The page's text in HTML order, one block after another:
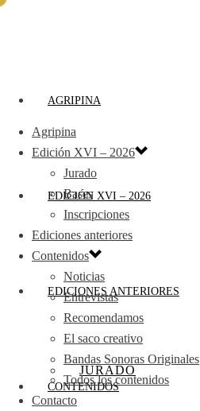
AGRIPINA
EDICIÓN XVI – 2026
JURADO
EDICIONES ANTERIORES
CONTENIDOS
Agripina
Edición XVI – 2026
Jurado
Bases
Inscripciones
Ediciones anteriores
Contenidos
Noticias
Entrevistas
Recomendamos
El saco creativo
Bandas Sonoras Originales
Todos los contenidos
Contacto